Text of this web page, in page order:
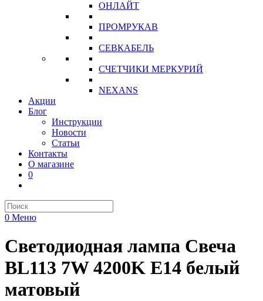
ОНЛАЙТ
ПРОМРУКАВ
СЕВКАБЕЛЬ
СЧЕТЧИКИ МЕРКУРИЙ
NEXANS
Акции
Блог
Инструкции
Новости
Статьи
Контакты
О магазине
0
0 Меню
Светодиодная лампа Свеча
BL113 7W 4200K E14 белый
матовый